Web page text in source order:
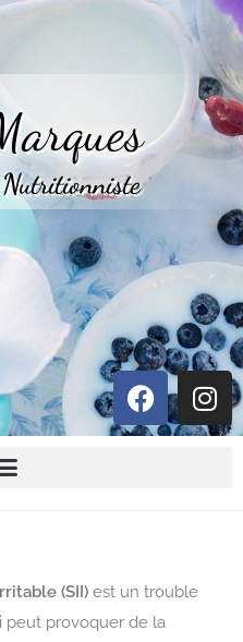
(SII) est un trouble
peut provoquer de la